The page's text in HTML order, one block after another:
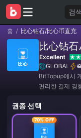
검색
홈 / 比心钻石/比心币直充
比心钻
Excellent
GLOBAL
BitTopup에서
편리한 결제 경
권종 선택
70% OFF